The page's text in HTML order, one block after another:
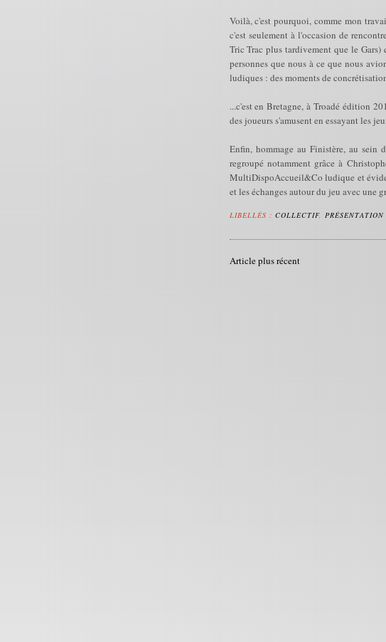
Voilà, c'est pourquoi, comme mon
c'est seulement à l'occasion de
Tric Trac plus tardivement que le
personnes que nous à ce que nous
ludiques : des moments de
...c'est en Bretagne, à Troadé édition
des joueurs s'amusent en essayant les
Enfin, hommage au Finistère, au
regroupé notamment grâce à
MultiDispoAccueil&Co ludique et
et les échanges autour du jeu avec une
LIBELLÉS : COLLECTIF, PRÉSENTATION
Article plus récent